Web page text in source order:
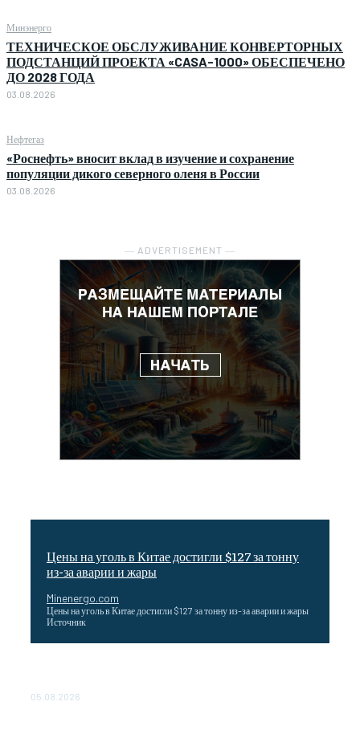
Минэнерго
ТЕХНИЧЕСКОЕ ОБСЛУЖИВАНИЕ КОНВЕРТОРНЫХ
ПОДСТАНЦИЙ ПРОЕКТА «CASA-1000» ОБЕСПЕЧЕНО
ДО 2028 ГОДА
03.08.2026
Нефтегаз
«Роснефть» вносит вклад в изучение и сохранение
популяции дикого северного оленя в России
03.08.2026
― ADVERTISEMENT ―
Цены на уголь в Китае достигли $127 за тонну
из-за аварии и жары
Minenergo.com
Цены на уголь в Китае достигли $127 за тонну из-за аварии и жары
Источник
05.08.2026